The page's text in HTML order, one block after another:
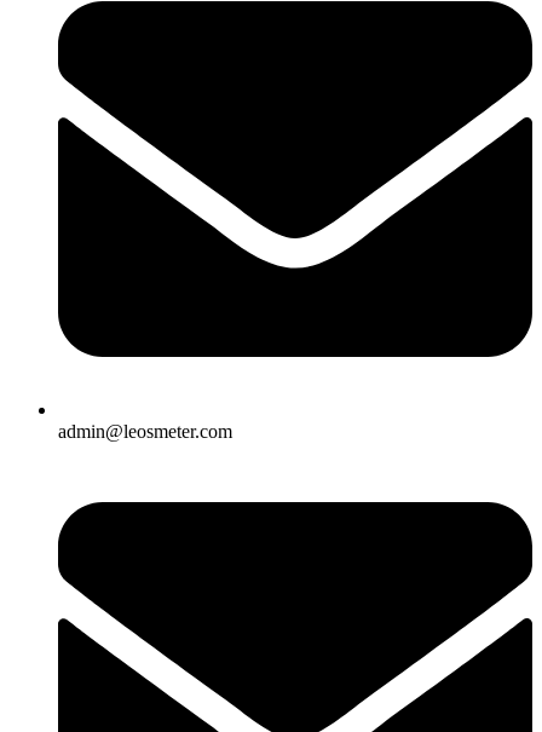
admin@leosmeter.com